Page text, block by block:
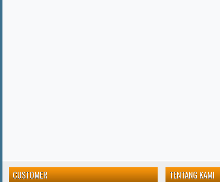
CUSTOMER TENTANG KAMI